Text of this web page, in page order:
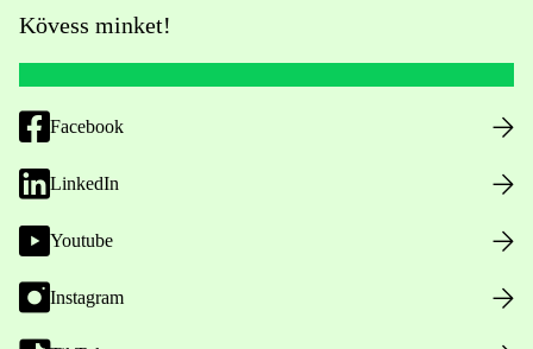
Kövess minket!
Facebook
LinkedIn
Youtube
Instagram